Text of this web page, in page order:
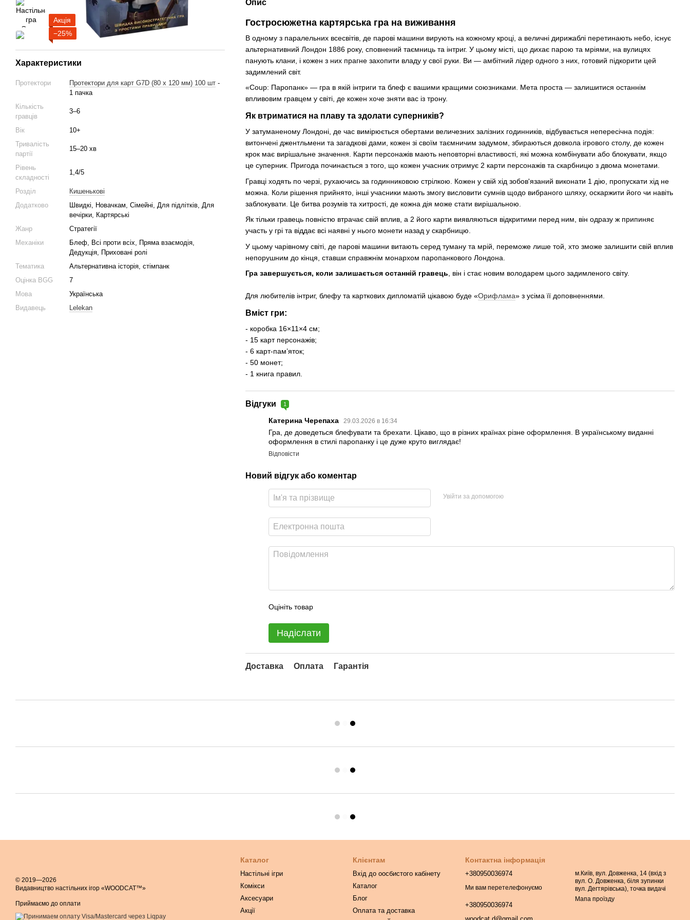
Акція
−25%
Характеристики
Протектори Протектори для карт G7D (80 х 120 мм) 100 шт -
1 пачка
Кількість
гравців
3–6
Вік
10+
Тривалість
партії
15–20 хв
Рівень
складності
1,4/5
Розділ
Кишенькові
Додатково
Швидкі, Новачкам, Сімейні, Для підлітків, Для
вечірки, Картярські
Жанр
Стратегії
Механіки
Блеф, Всі проти всіх, Пряма взаємодія,
Дедукція, Приховані ролі
Тематика
Альтернативна історія, стімпанк
Оцінка BGG
7
Мова
Українська
Видавець
Lelekan
Опис
Гостросюжетна картярська гра на виживання
В одному з паралельних всесвітів, де парові машини вирують на кожному кроці, а величні дирижаблі перетинають небо, існує
альтернативний Лондон 1886 року, сповнений таємниць та інтриг. У цьому місті, що дихає парою та мріями, на вулицях
панують клани, і кожен з них прагне захопити владу у свої руки. Ви — амбітний лідер одного з них, готовий підкорити цей
задимлений світ.
«Coup: Паропанк» — гра в якій інтриги та блеф є вашими кращими союзниками. Мета проста — залишитися останнім
впливовим гравцем у світі, де кожен хоче зняти вас із трону.
Як втриматися на плаву та здолати суперників?
У затуманеному Лондоні, де час вимірюється обертами величезних залізних годинників, відбувається непересічна подія:
витончені джентльмени та загадкові дами, кожен зі своїм таємничим задумом, збираються довкола ігрового столу, де кожен
крок має вирішальне значення. Карти персонажів мають неповторні властивості, які можна комбінувати або блокувати, якщо
це суперник. Пригода починається з того, що кожен учасник отримує 2 карти персонажів та скарбницю з двома монетами.
Гравці ходять по черзі, рухаючись за годинниковою стрілкою. Кожен у свій хід зобов'язаний виконати 1 дію, пропускати хід не
можна. Коли рішення прийнято, інші учасники мають змогу висловити сумнів щодо вибраного шляху, оскаржити його чи навіть
заблокувати. Це битва розумів та хитрості, де кожна дія може стати вирішальною.
Як тільки гравець повністю втрачає свій вплив, а 2 його карти виявляються відкритими перед ним, він одразу ж припиняє
участь у грі та віддає всі наявні у нього монети назад у скарбницю.
У цьому чарівному світі, де парові машини витають серед туману та мрій, переможе лише той, хто зможе залишити свій вплив
непорушним до кінця, ставши справжнім монархом паропанкового Лондона.
Гра завершується, коли залишається останній гравець , він і стає новим володарем цього задимленого світу.
Для любителів інтриг, блефу та карткових дипломатій цікавою буде «Орифлама» з усіма її доповненнями.
Вміст гри:
- коробка 16×11×4 см;
- 15 карт персонажів;
- 6 карт-пам’яток;
- 50 монет;
- 1 книга правил.
Відгуки 1
Катерина Черепаха 29.03.2026 в 16:34
Гра, де доведеться блефувати та брехати. Цікаво, що в різних країнах різне оформлення. В українському виданні
оформлення в стилі паропанку і це дуже круто виглядає!
Відповісти
Новий відгук або коментар
Увійти за допомогою
Оцініть товар
Надіслати
Доставка Оплата Гарантія
© 2019—2026
Видавництво настільних ігор «WOODCAT™»
Приймаємо до оплати
Каталог
Настільні ігри
Комікси
Аксесуари
Акції
Клієнтам
Вхід до оосбистого кабінету
Каталог
Блог
Оплата та доставка
Контактна інформація
+380950036974
Ми вам перетелефонуємо
+380950036974
м.Київ, вул. Довженка, 14 (вхід з
вул. О. Довженка, біля зупинки
вул. Дегтярівська), точка видачі
Мапа проїзду